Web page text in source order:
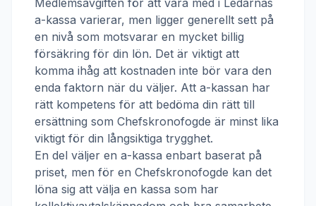
Medlemsavgiften för att vara med i Ledarnas
a-kassa varierar, men ligger generellt sett på
en nivå som motsvarar en mycket billig
försäkring för din lön. Det är viktigt att
komma ihåg att kostnaden inte bör vara den
enda faktorn när du väljer. Att a-kassan har
rätt kompetens för att bedöma din rätt till
ersättning som Chefskronofogde är minst lika
viktigt för din långsiktiga trygghet.
En del väljer en a-kassa enbart baserat på
priset, men för en Chefskronofogde kan det
löna sig att välja en kassa som har